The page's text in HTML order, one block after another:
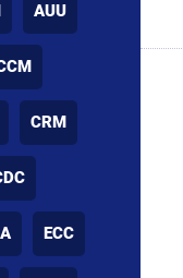
AUU
CRM
ECC